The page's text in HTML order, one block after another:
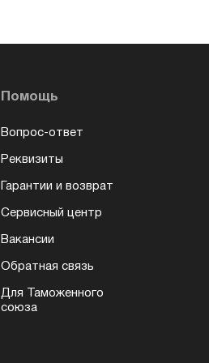
Помощь
Вопрос-ответ
Реквизиты
Гарантии и возврат
Сервисный центр
Вакансии
Обратная связь
Для Таможенного
союза